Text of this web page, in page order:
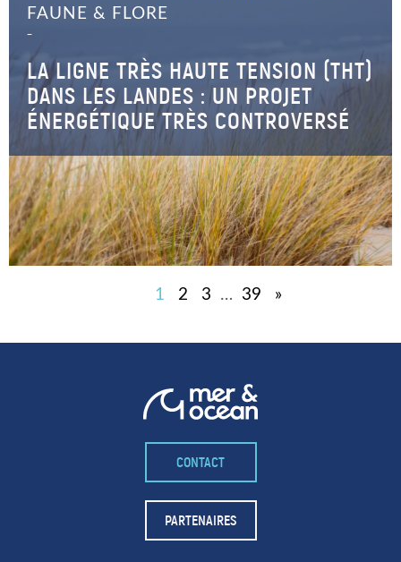
FAUNE & FLORE
–
LA LIGNE TRÈS HAUTE TENSION (THT)
DANS LES LANDES : UN PROJET
ÉNERGÉTIQUE TRÈS CONTROVERSÉ
1 2 3 … 39 »
CONTACT
PARTENAIRES